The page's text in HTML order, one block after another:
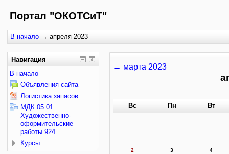
Портал "ОКОТСиТ"
В начало → апреля 2023
← марта 2023
Вс Пн Вт
2 3 4
Навигация
В начало
Объявления сайта
Логистика запасов
МДК 05.01
Художественно-
оформительские
работы 924 ...
Курсы